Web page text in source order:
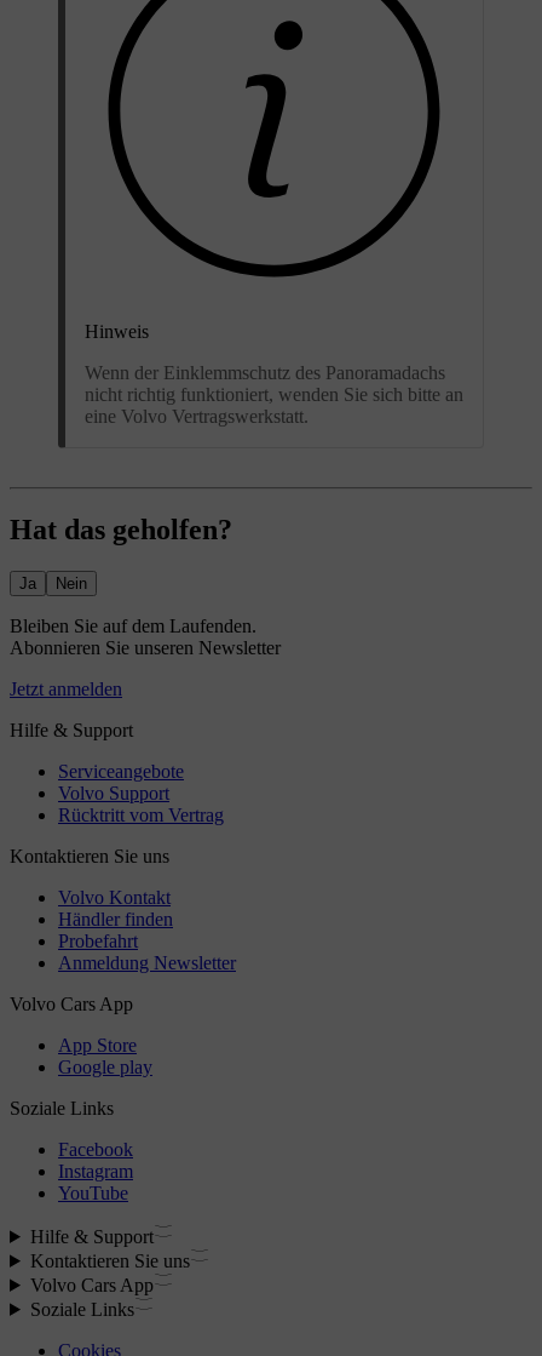
Hinweis
Wenn der Einklemmschutz des Panoramadachs
nicht richtig funktioniert, wenden Sie sich bitte an
eine Volvo Vertragswerkstatt.
Hat das geholfen?
Ja Nein